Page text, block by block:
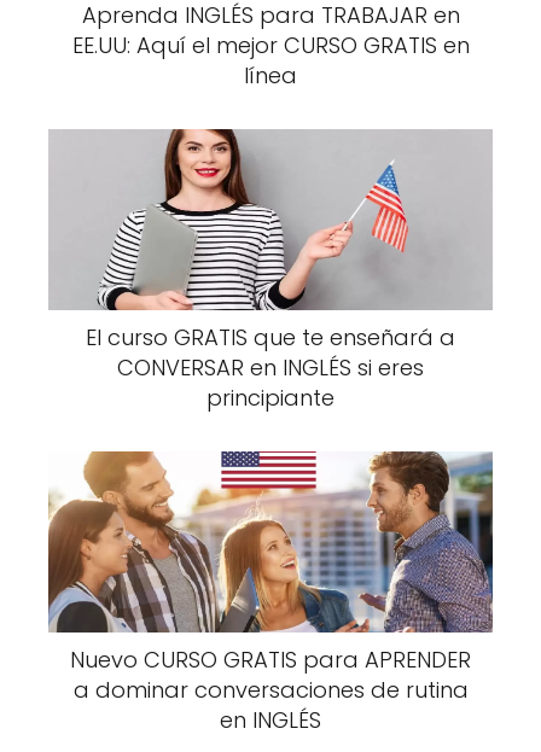
Aprenda INGLÉS para TRABAJAR en
EE.UU: Aquí el mejor CURSO GRATIS en
línea
El curso GRATIS que te enseñará a
CONVERSAR en INGLÉS si eres
principiante
Nuevo CURSO GRATIS para APRENDER
a dominar conversaciones de rutina
en INGLÉS